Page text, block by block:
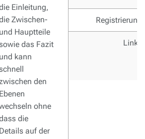
Einleitung,
Zwischen-
und Hauptteile
das Fazit
und kann
den
Ebenen
ohne
die
Details auf der
Registrierung
Links